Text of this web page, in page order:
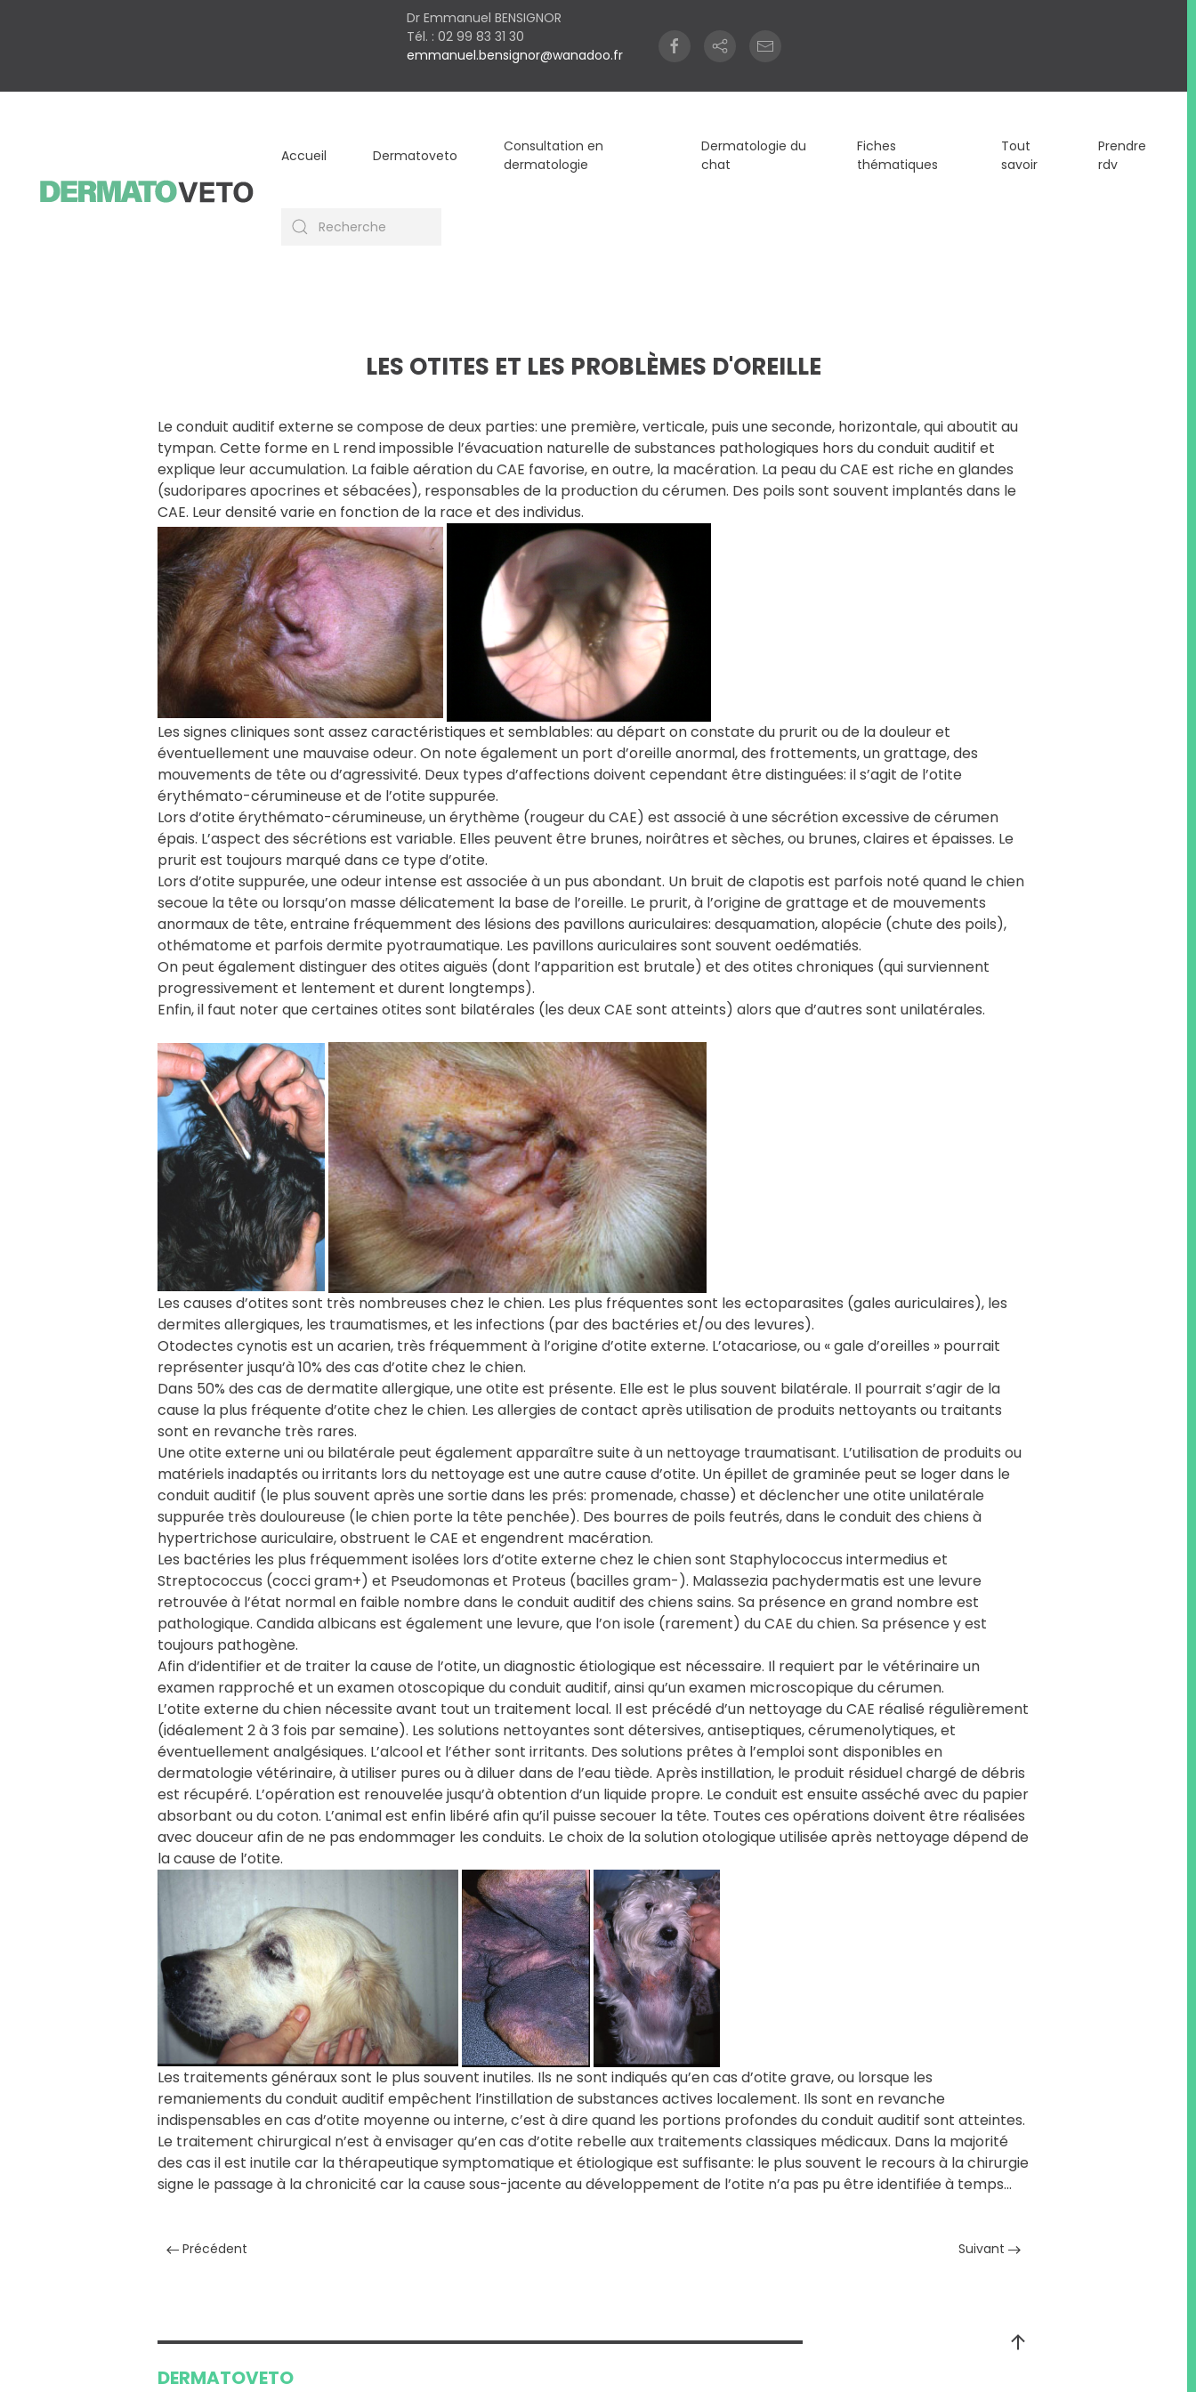
Dr Emmanuel BENSIGNOR
Tél. : 02 99 83 31 30
emmanuel.bensignor@wanadoo.fr
Accueil Dermatoveto
Consultation en
dermatologie
Dermatologie du
chat
Fiches
thématiques
Tout
savoir
Prendre
rdv
LES OTITES ET LES PROBLÈMES D'OREILLE
Le conduit auditif externe se compose de deux parties: une première, verticale, puis une seconde, horizontale, qui aboutit au
tympan. Cette forme en L rend impossible l’évacuation naturelle de substances pathologiques hors du conduit auditif et
explique leur accumulation. La faible aération du CAE favorise, en outre, la macération. La peau du CAE est riche en glandes
(sudoripares apocrines et sébacées), responsables de la production du cérumen. Des poils sont souvent implantés dans le
CAE. Leur densité varie en fonction de la race et des individus.
Les signes cliniques sont assez caractéristiques et semblables: au départ on constate du prurit ou de la douleur et
éventuellement une mauvaise odeur. On note également un port d’oreille anormal, des frottements, un grattage, des
mouvements de tête ou d’agressivité. Deux types d’affections doivent cependant être distinguées: il s’agit de l’otite
érythémato-cérumineuse et de l’otite suppurée.
Lors d’otite érythémato-cérumineuse, un érythème (rougeur du CAE) est associé à une sécrétion excessive de cérumen
épais. L’aspect des sécrétions est variable. Elles peuvent être brunes, noirâtres et sèches, ou brunes, claires et épaisses. Le
prurit est toujours marqué dans ce type d’otite.
Lors d’otite suppurée, une odeur intense est associée à un pus abondant. Un bruit de clapotis est parfois noté quand le chien
secoue la tête ou lorsqu’on masse délicatement la base de l’oreille. Le prurit, à l’origine de grattage et de mouvements
anormaux de tête, entraine fréquemment des lésions des pavillons auriculaires: desquamation, alopécie (chute des poils),
othématome et parfois dermite pyotraumatique. Les pavillons auriculaires sont souvent oedématiés.
On peut également distinguer des otites aiguës (dont l’apparition est brutale) et des otites chroniques (qui surviennent
progressivement et lentement et durent longtemps).
Enfin, il faut noter que certaines otites sont bilatérales (les deux CAE sont atteints) alors que d’autres sont unilatérales.
Les causes d’otites sont très nombreuses chez le chien. Les plus fréquentes sont les ectoparasites (gales auriculaires), les
dermites allergiques, les traumatismes, et les infections (par des bactéries et/ou des levures).
Otodectes cynotis est un acarien, très fréquemment à l’origine d’otite externe. L’otacariose, ou « gale d’oreilles » pourrait
représenter jusqu’à 10% des cas d’otite chez le chien.
Dans 50% des cas de dermatite allergique, une otite est présente. Elle est le plus souvent bilatérale. Il pourrait s’agir de la
cause la plus fréquente d’otite chez le chien. Les allergies de contact après utilisation de produits nettoyants ou traitants
sont en revanche très rares.
Une otite externe uni ou bilatérale peut également apparaître suite à un nettoyage traumatisant. L’utilisation de produits ou
matériels inadaptés ou irritants lors du nettoyage est une autre cause d’otite. Un épillet de graminée peut se loger dans le
conduit auditif (le plus souvent après une sortie dans les prés: promenade, chasse) et déclencher une otite unilatérale
suppurée très douloureuse (le chien porte la tête penchée). Des bourres de poils feutrés, dans le conduit des chiens à
hypertrichose auriculaire, obstruent le CAE et engendrent macération.
Les bactéries les plus fréquemment isolées lors d’otite externe chez le chien sont Staphylococcus intermedius et
Streptococcus (cocci gram+) et Pseudomonas et Proteus (bacilles gram-). Malassezia pachydermatis est une levure
retrouvée à l’état normal en faible nombre dans le conduit auditif des chiens sains. Sa présence en grand nombre est
pathologique. Candida albicans est également une levure, que l’on isole (rarement) du CAE du chien. Sa présence y est
toujours pathogène.
Afin d’identifier et de traiter la cause de l’otite, un diagnostic étiologique est nécessaire. Il requiert par le vétérinaire un
examen rapproché et un examen otoscopique du conduit auditif, ainsi qu’un examen microscopique du cérumen.
L’otite externe du chien nécessite avant tout un traitement local. Il est précédé d’un nettoyage du CAE réalisé régulièrement
(idéalement 2 à 3 fois par semaine). Les solutions nettoyantes sont détersives, antiseptiques, cérumenolytiques, et
éventuellement analgésiques. L’alcool et l’éther sont irritants. Des solutions prêtes à l’emploi sont disponibles en
dermatologie vétérinaire, à utiliser pures ou à diluer dans de l’eau tiède. Après instillation, le produit résiduel chargé de débris
est récupéré. L’opération est renouvelée jusqu’à obtention d’un liquide propre. Le conduit est ensuite asséché avec du papier
absorbant ou du coton. L’animal est enfin libéré afin qu’il puisse secouer la tête. Toutes ces opérations doivent être réalisées
avec douceur afin de ne pas endommager les conduits. Le choix de la solution otologique utilisée après nettoyage dépend de
la cause de l’otite.
Les traitements généraux sont le plus souvent inutiles. Ils ne sont indiqués qu’en cas d’otite grave, ou lorsque les
remaniements du conduit auditif empêchent l’instillation de substances actives localement. Ils sont en revanche
indispensables en cas d’otite moyenne ou interne, c’est à dire quand les portions profondes du conduit auditif sont atteintes.
Le traitement chirurgical n’est à envisager qu’en cas d’otite rebelle aux traitements classiques médicaux. Dans la majorité
des cas il est inutile car la thérapeutique symptomatique et étiologique est suffisante: le plus souvent le recours à la chirurgie
signe le passage à la chronicité car la cause sous-jacente au développement de l’otite n’a pas pu être identifiée à temps...
Précédent Suivant
DERMATOVETO